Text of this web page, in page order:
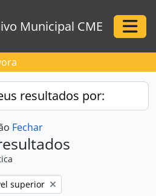
Municipal CME
resultados por:
Fechar
superior